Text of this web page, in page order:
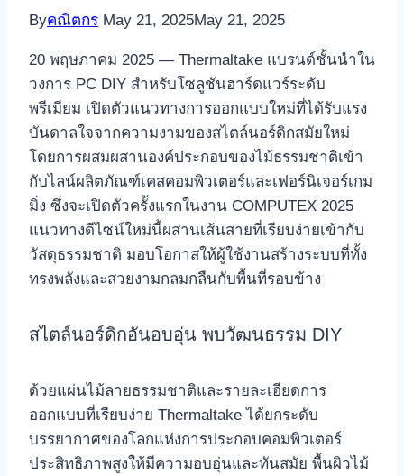
Byคณิตกร May 21, 2025May 21, 2025
20 พฤษภาคม 2025 — Thermaltake แบรนด์ชั้นนำใน
วงการ PC DIY สำหรับโซลูชันฮาร์ดแวร์ระดับ
พรีเมียม เปิดตัวแนวทางการออกแบบใหม่ที่ได้รับแรง
บันดาลใจจากความงามของสไตล์นอร์ดิกสมัยใหม่
โดยการผสมผสานองค์ประกอบของไม้ธรรมชาติเข้า
กับไลน์ผลิตภัณฑ์เคสคอมพิวเตอร์และเฟอร์นิเจอร์เกม
มิ่ง ซึ่งจะเปิดตัวครั้งแรกในงาน COMPUTEX 2025
แนวทางดีไซน์ใหม่นี้ผสานเส้นสายที่เรียบง่ายเข้ากับ
วัสดุธรรมชาติ มอบโอกาสให้ผู้ใช้งานสร้างระบบที่ทั้ง
ทรงพลังและสวยงามกลมกลืนกับพื้นที่รอบข้าง
สไตล์นอร์ดิกอันอบอุ่น พบวัฒนธรรม DIY
ด้วยแผ่นไม้ลายธรรมชาติและรายละเอียดการ
ออกแบบที่เรียบง่าย Thermaltake ได้ยกระดับ
บรรยากาศของโลกแห่งการประกอบคอมพิวเตอร์
ประสิทธิภาพสูงให้มีความอบอุ่นและทันสมัย พื้นผิวไม้